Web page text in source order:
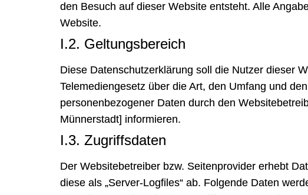
den Besuch auf dieser Website entsteht. Alle
Website.
I.2. Geltungsbereich
Diese Datenschutzerklärung soll die Nutzer dieser
Telemediengesetz über die Art, den Umfang und
personenbezogener Daten durch den
Münnerstadt] informieren.
I.3. Zugriffsdaten
Der Websitebetreiber bzw. Seitenprovider erhebt
diese als „Server-Logfiles“ ab. Folgende Daten